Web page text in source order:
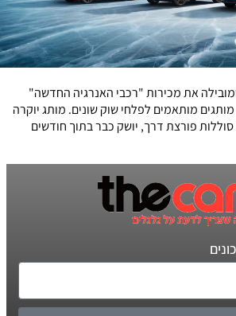
את מכירות "רכבי האנרגיה החדשה"
מותאמים לפלחי שוק שונים. מותג יוקרה
פורצת דרך, יושק כבר בתוך חודשים